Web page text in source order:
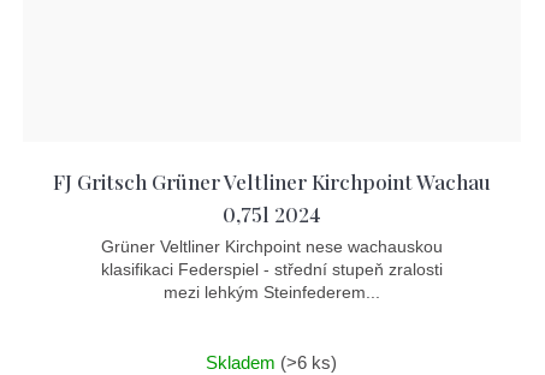
FJ Gritsch Grüner Veltliner Kirchpoint Wachau
0,75l 2024
Grüner Veltliner Kirchpoint nese wachauskou
klasifikaci Federspiel - střední stupeň zralosti
mezi lehkým Steinfederem...
Skladem (>6 ks)